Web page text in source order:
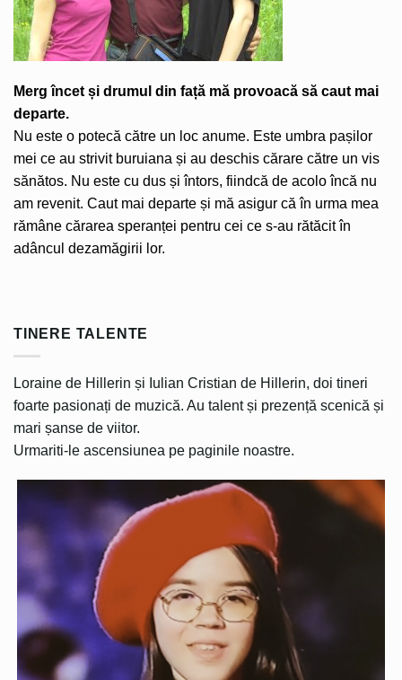
Merg încet și drumul din față mă provoacă să caut mai
departe.
Nu este o potecă către un loc anume. Este umbra pașilor
mei ce au strivit buruiana și au deschis cărare către un vis
sănătos. Nu este cu dus și întors, fiindcă de acolo încă nu
am revenit. Caut mai departe și mă asigur că în urma mea
rămâne cărarea speranței pentru cei ce s-au rătăcit în
adâncul dezamăgirii lor.
TINERE TALENTE
Loraine de Hillerin și Iulian Cristian de Hillerin, doi tineri
foarte pasionați de muzică. Au talent și prezență scenică și
mari șanse de viitor.
Urmariti-le ascensiunea pe paginile noastre.